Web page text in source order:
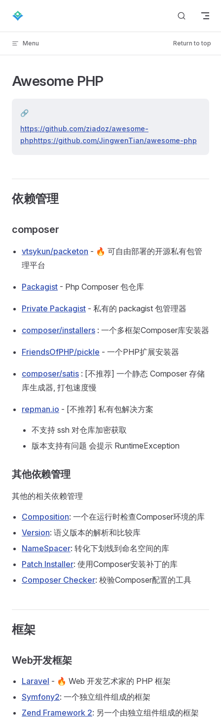
Skip to content
Menu Return to top
Awesome PHP
🔗
https://github.com/ziadoz/awesome-
phphttps://github.com/JingwenTian/awesome-php
依赖管理
composer
vtsykun/packeton - 🔥 可自由部署的开源私有包管
理平台
Packagist - Php Composer 包仓库
Private Packagist - 私有的 packagist 包管理器
composer/installers : 一个多框架Composer库安装器
FriendsOfPHP/pickle - 一个PHP扩展安装器
composer/satis : [不推荐] 一个静态 Composer 存储
库生成器, 打包速度慢
repman.io - [不推荐] 私有包解决方案
不支持 ssh 对仓库加密获取
版本支持有问题 会提示 RuntimeException
其他依赖管理
其他的相关依赖管理
Composition: 一个在运行时检查Composer环境的库
Version: 语义版本的解析和比较库
NameSpacer: 转化下划线到命名空间的库
Patch Installer: 使用Composer安装补丁的库
Composer Checker: 校验Composer配置的工具
框架
Web开发框架
Laravel - 🔥 Web 开发艺术家的 PHP 框架
Symfony2: 一个独立组件组成的框架
Zend Framework 2: 另一个由独立组件组成的框架